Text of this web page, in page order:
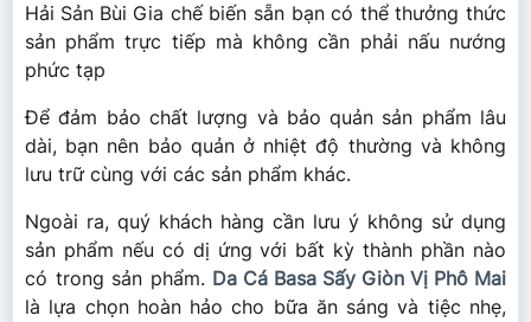
Hải Sản Bùi Gia chế biến sẵn bạn có thể thưởng thức
sản phẩm trực tiếp mà không cần phải nấu nướng
phức tạp
Để đảm bảo chất lượng và bảo quản sản phẩm lâu
dài, bạn nên bảo quản ở nhiệt độ thường và không
lưu trữ cùng với các sản phẩm khác.
Ngoài ra, quý khách hàng cần lưu ý không sử dụng
sản phẩm nếu có dị ứng với bất kỳ thành phần nào
có trong sản phẩm. Da Cá Basa Sấy Giòn Vị Phô Mai
là lựa chọn hoàn hảo cho bữa ăn sáng và tiệc nhẹ,